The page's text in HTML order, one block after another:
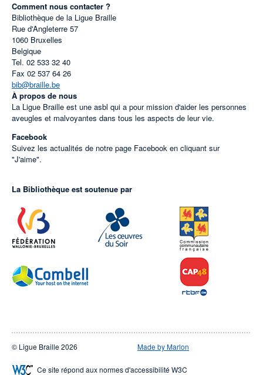
Comment nous contacter ?
Bibliothèque de la Ligue Braille
Rue d'Angleterre 57
1060 Bruxelles
Belgique
Tel. 02 533 32 40
Fax 02 537 64 26
bib@braille.be
À propos de nous
La Ligue Braille est une asbl qui a pour mission d'aider les personnes
aveugles et malvoyantes dans tous les aspects de leur vie.
Facebook
Suivez les actualités de notre page Facebook en cliquant sur
"J'aime".
La Bibliothèque est soutenue par
© Ligue Braille 2026 Made by Marlon
Ce site répond aux normes d'accessibilité W3C